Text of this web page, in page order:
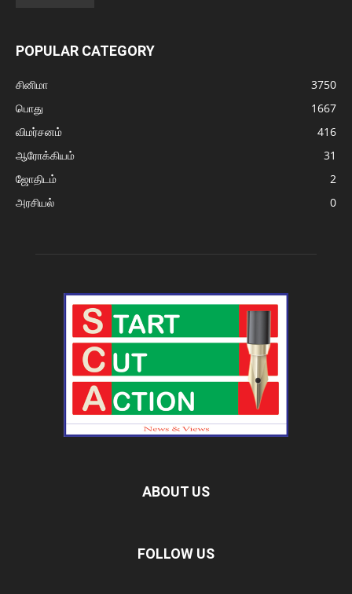
POPULAR CATEGORY
சினிமா
3750
பொது
1667
விமர்சனம்
416
ஆரோக்கியம்
31
ஜோதிடம்
2
அரசியல்
0
ABOUT US
FOLLOW US